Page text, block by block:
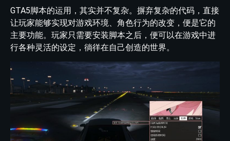
GTA5脚本的运用，其实并不复杂。摒弃复杂的代码，直接
让玩家能够实现对游戏环境、角色行为的改变，便是它的
主要功能。玩家只需要安装脚本之后，便可以在游戏中进
行各种灵活的设定，徜徉在自己创造的世界。